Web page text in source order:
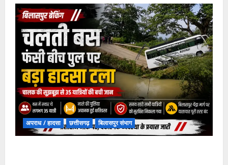
अपराध / हादसा छत्तीसगढ़ बिलासपुर संभाग